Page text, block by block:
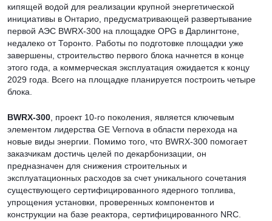
кипящей водой для реализации крупной энергетической
инициативы в Онтарио, предусматривающей развертывание
первой АЭС BWRX-300 на площадке OPG в Дарлингтоне,
недалеко от Торонто. Работы по подготовке площадки уже
завершены, строительство первого блока начнется в конце
этого года, а коммерческая эксплуатация ожидается к концу
2029 года. Всего на площадке планируется построить четыре
блока.
BWRX-300 , проект 10-го поколения, является ключевым
элементом лидерства GE Vernova в области перехода на
новые виды энергии. Помимо того, что BWRX-300 помогает
заказчикам достичь целей по декарбонизации, он
предназначен для снижения строительных и
эксплуатационных расходов за счет уникального сочетания
существующего сертифицированного ядерного топлива,
упрощения установки, проверенных компонентов и
конструкции на базе реактора, сертифицированного NRC.